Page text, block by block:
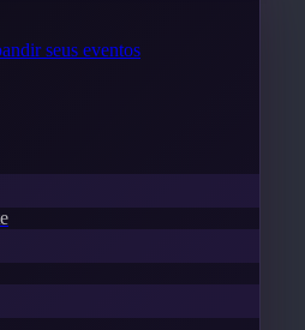
seus eventos